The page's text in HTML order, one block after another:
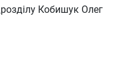
Кобишук Олег